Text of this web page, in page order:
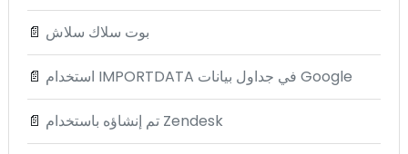
📄 بوت سلاك سلاش
📄 استخدام IMPORTDATA في جداول بيانات Google
📄 تم إنشاؤه باستخدام Zendesk